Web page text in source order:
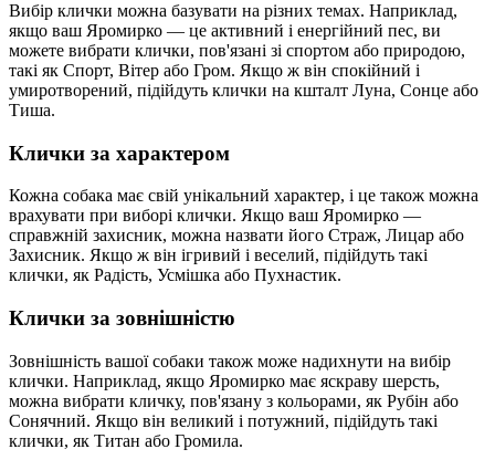
Вибір клички можна базувати на різних темах. Наприклад,
якщо ваш Яромирко — це активний і енергійний пес, ви
можете вибрати клички, пов'язані зі спортом або природою,
такі як Спорт, Вітер або Гром. Якщо ж він спокійний і
умиротворений, підійдуть клички на кшталт Луна, Сонце або
Тиша.
Клички за характером
Кожна собака має свій унікальний характер, і це також можна
врахувати при виборі клички. Якщо ваш Яромирко —
справжній захисник, можна назвати його Страж, Лицар або
Захисник. Якщо ж він ігривий і веселий, підійдуть такі
клички, як Радість, Усмішка або Пухнастик.
Клички за зовнішністю
Зовнішність вашої собаки також може надихнути на вибір
клички. Наприклад, якщо Яромирко має яскраву шерсть,
можна вибрати кличку, пов'язану з кольорами, як Рубін або
Сонячний. Якщо він великий і потужний, підійдуть такі
клички, як Титан або Громила.